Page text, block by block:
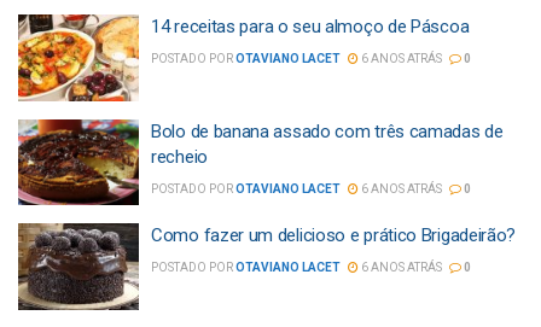
14 receitas para o seu almoço de Páscoa
POSTADO POROTAVIANO LACET 6 ANOS ATRÁS 0
Bolo de banana assado com três camadas de
recheio
POSTADO POROTAVIANO LACET 6 ANOS ATRÁS 0
Como fazer um delicioso e prático Brigadeirão?
POSTADO POROTAVIANO LACET 6 ANOS ATRÁS 0